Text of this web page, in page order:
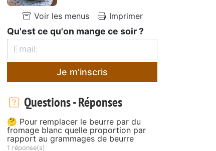
Voir les menus Imprimer
Qu'est ce qu'on mange ce soir ?
Je m'inscris
Questions - Réponses
🤔 Pour remplacer le beurre par du
fromage blanc quelle proportion par
rapport au grammages de beurre
1 réponse(s)